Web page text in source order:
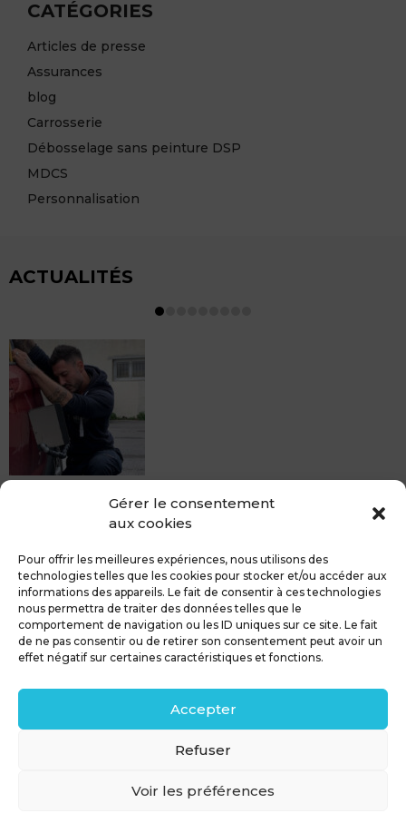
Gérer le consentement
aux cookies
Pour offrir les meilleures expériences, nous utilisons des
technologies telles que les cookies pour stocker et/ou accéder aux
informations des appareils. Le fait de consentir à ces technologies
nous permettra de traiter des données telles que le
comportement de navigation ou les ID uniques sur ce site. Le fait
de ne pas consentir ou de retirer son consentement peut avoir un
effet négatif sur certaines caractéristiques et fonctions.
Accepter
Refuser
Voir les préférences
CATÉGORIES
Articles de presse
Assurances
blog
Carrosserie
Débosselage sans peinture DSP
MDCS
Personnalisation
ACTUALITÉS
peinture, sans rendez-vous mais Avec le sourire :)
du débosselage vous accueille sans rendez-...
MDCS GROUPE
Mentions légales
Confidentialité & RGPD
Contact
Politique de cookies (UE)